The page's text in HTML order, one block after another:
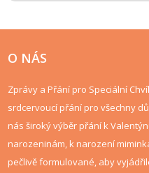
O NÁS
Zprávy a Přání pro Speciální
srdcervoucí přání pro všechny
nás široký výběr přání k
narozeninám, k narození
pečlivě formulované, aby